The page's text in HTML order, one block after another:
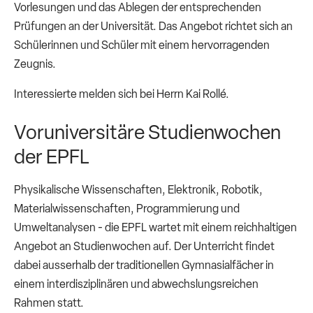
Vorlesungen und das Ablegen der entsprechenden
Prüfungen an der Universität. Das Angebot richtet sich an
Schülerinnen und Schüler mit einem hervorragenden
Zeugnis.
Interessierte melden sich bei Herrn Kai Rollé.
Voruniversitäre Studienwochen
der EPFL
Physikalische Wissenschaften, Elektronik, Robotik,
Materialwissenschaften, Programmierung und
Umweltanalysen - die EPFL wartet mit einem reichhaltigen
Angebot an Studienwochen auf. Der Unterricht findet
dabei ausserhalb der traditionellen Gymnasialfächer in
einem interdisziplinären und abwechslungsreichen
Rahmen statt.